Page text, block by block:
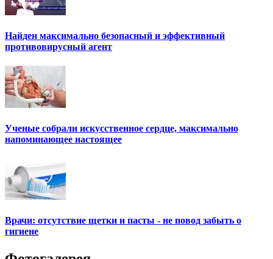
Найден максимально безопасный и эффективный
противовирусный агент
Ученые собрали искусственное сердце, максимально
напоминающее настоящее
Врачи: отсутствие щетки и пасты - не повод забыть о
гигиене